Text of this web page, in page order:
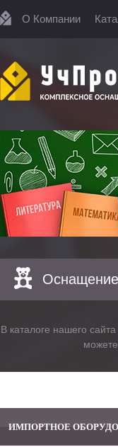
О Компании
Оснащение
В каталоге нашего
ИМПОРТНОЕ